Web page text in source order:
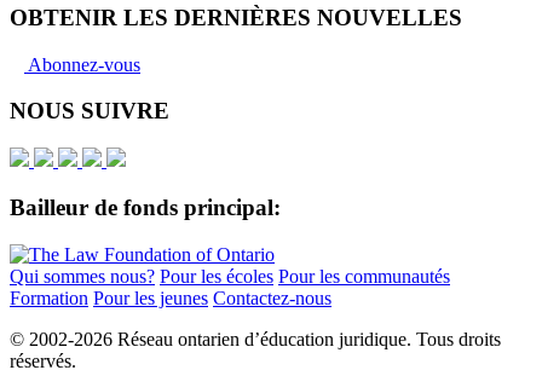
OBTENIR LES DERNIÈRES NOUVELLES
Abonnez-vous
NOUS SUIVRE
Bailleur de fonds principal:
Qui sommes nous? Pour les écoles Pour les communautés
Formation Pour les jeunes Contactez-nous
© 2002-2026 Réseau ontarien d’éducation juridique. Tous droits
réservés.